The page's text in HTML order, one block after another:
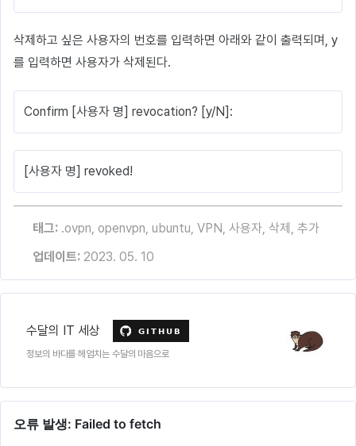
삭제하고 싶은 사용자의 번호를 입력하면 아래와 같이 출력되며, y
를 입력하면 사용자가 삭제된다.
Confirm [사용자 명] revocation? [y/N]:
[사용자 명] revoked!
태그: .ovpn openvpn ubuntu VPN 사용자 삭제
추가
업데이트: 2023. 05. 10
수달의 IT 세상
정보의 바다를 헤엄치는 수달의 마음으로